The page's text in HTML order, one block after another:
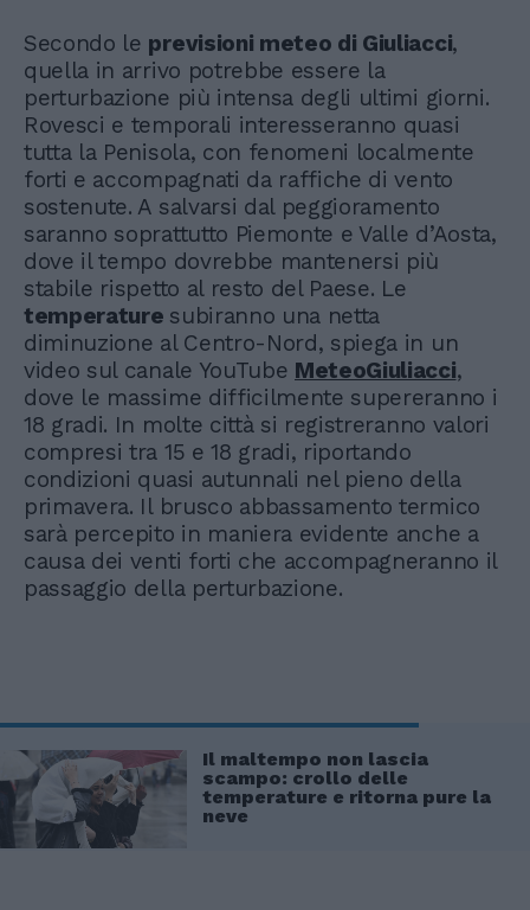
Secondo le previsioni meteo di Giuliacci,
quella in arrivo potrebbe essere la
perturbazione più intensa degli ultimi giorni.
Rovesci e temporali interesseranno quasi
tutta la Penisola, con fenomeni localmente
forti e accompagnati da raffiche di vento
sostenute. A salvarsi dal peggioramento
saranno soprattutto Piemonte e Valle d’Aosta,
dove il tempo dovrebbe mantenersi più
stabile rispetto al resto del Paese. Le
temperature subiranno una netta
diminuzione al Centro-Nord, spiega in un
video sul canale YouTube MeteoGiuliacci,
dove le massime difficilmente supereranno i
18 gradi. In molte città si registreranno valori
compresi tra 15 e 18 gradi, riportando
condizioni quasi autunnali nel pieno della
primavera. Il brusco abbassamento termico
sarà percepito in maniera evidente anche a
causa dei venti forti che accompagneranno il
passaggio della perturbazione.
Il maltempo non lascia
scampo: crollo delle
temperature e ritorna pure la
neve